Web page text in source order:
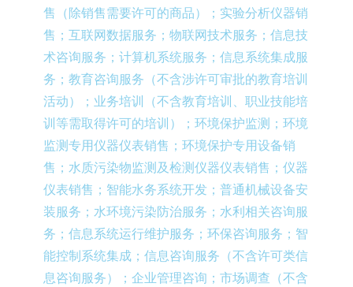
售（除销售需要许可的商品）；实验分析仪器销
售；互联网数据服务；物联网技术服务；信息技
术咨询服务；计算机系统服务；信息系统集成服
务；教育咨询服务（不含涉许可审批的教育培训
活动）；业务培训（不含教育培训、职业技能培
训等需取得许可的培训）；环境保护监测；环境
监测专用仪器仪表销售；环境保护专用设备销
售；水质污染物监测及检测仪器仪表销售；仪器
仪表销售；智能水务系统开发；普通机械设备安
装服务；水环境污染防治服务；水利相关咨询服
务；信息系统运行维护服务；环保咨询服务；智
能控制系统集成；信息咨询服务（不含许可类信
息咨询服务）；企业管理咨询；市场调查（不含